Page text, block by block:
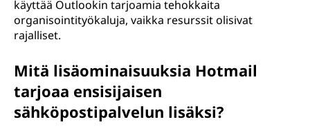
käyttää Outlookin tarjoamia tehokkaita
organisointityökaluja, vaikka resurssit olisivat
rajalliset.
Mitä lisäominaisuuksia Hotmail
tarjoaa ensisijaisen
sähköpostipalvelun lisäksi?